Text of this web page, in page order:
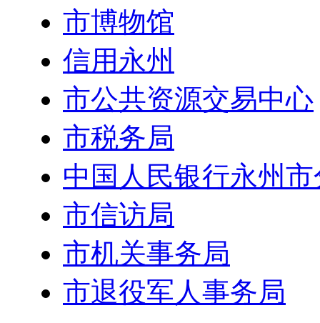
市博物馆
信用永州
市公共资源交易中心
市税务局
中国人民银行永州
市信访局
市机关事务局
市退役军人事务局